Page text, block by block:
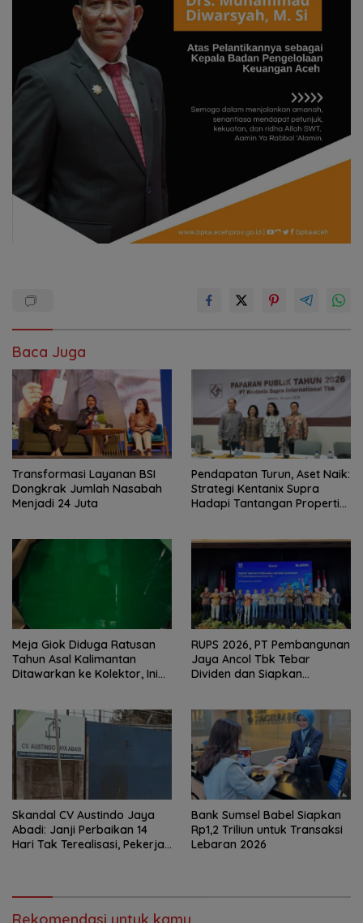
Baca Juga
Transformasi Layanan BSI
Dongkrak Jumlah Nasabah
Menjadi 24 Juta
Pendapatan Turun, Aset Naik:
Strategi Kentanix Supra
Hadapi Tantangan Properti
Meja Giok Diduga Ratusan
Tahun Asal Kalimantan
Ditawarkan ke Kolektor, Ini
RUPS 2026, PT Pembangunan
Jaya Ancol Tbk Tebar
Dividen dan Siapkan
Skandal CV Austindo Jaya
Abadi: Janji Perbaikan 14
Hari Tak Terealisasi, Pekerja
Bank Sumsel Babel Siapkan
Rp1,2 Triliun untuk Transaksi
Lebaran 2026